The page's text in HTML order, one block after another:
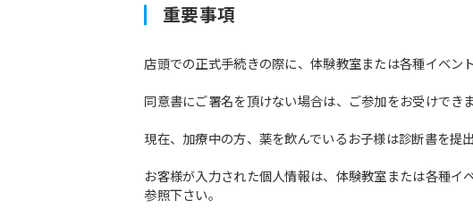
重要事項
店頭での正式手続きの際に、体験教室または各種イベン
同意書にご署名を頂けない場合は、ご参加をお受けでき
現在、加療中の方、薬を飲んでいるお子様は診断書を提
お客様が入力された個人情報は、体験教室または各種イ
参照下さい。